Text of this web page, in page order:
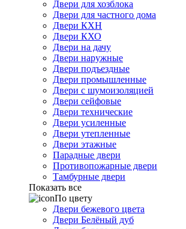
Двери для хозблока
Двери для частного дома
Двери КХН
Двери КХО
Двери на дачу
Двери наружные
Двери подъездные
Двери промышленные
Двери с шумоизоляцией
Двери сейфовые
Двери технические
Двери усиленные
Двери утепленные
Двери этажные
Парадные двери
Противопожарные двери
Тамбурные двери
Показать все
По цвету
Двери бежевого цвета
Двери Белёный дуб